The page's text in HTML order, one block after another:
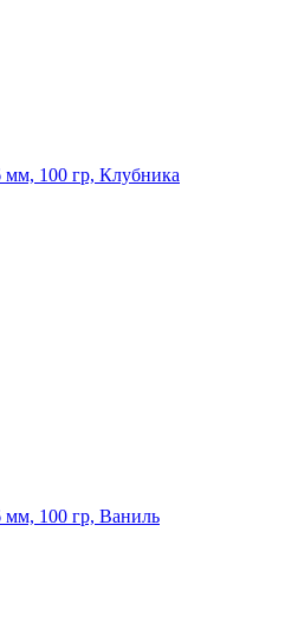
100 гр, Клубника
100 гр, Ваниль